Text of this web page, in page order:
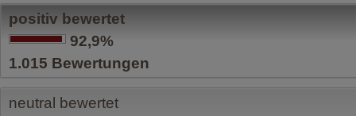
positiv bewertet
92,9%
1.015 Bewertungen
neutral bewertet